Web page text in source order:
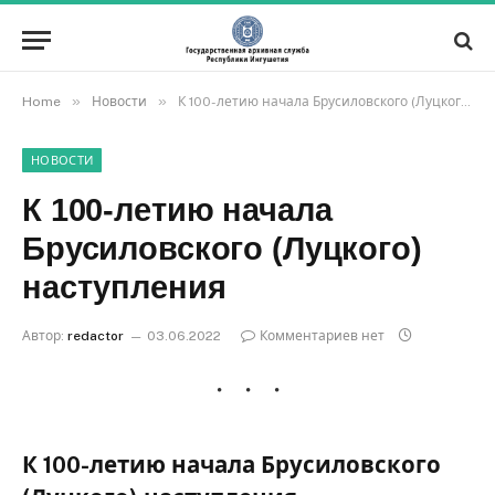
Home » Новости » К 100-летию начала Брусиловского (Луцкого) наступления
НОВОСТИ
К 100-летию начала
Брусиловского (Луцкого)
наступления
Автор: redactor 03.06.2022 Комментариев нет
К 100-летию начала Брусиловского